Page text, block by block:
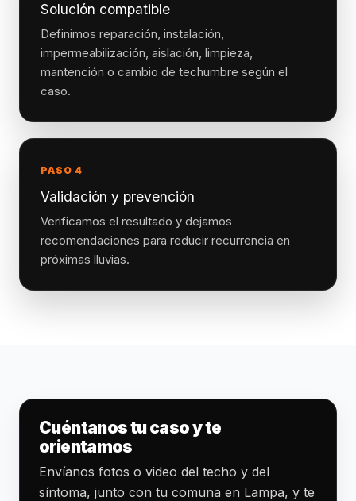
Solución compatible
Definimos reparación, instalación,
impermeabilización, aislación, limpieza,
mantención o cambio de techumbre según el
caso.
PASO 4
Validación y prevención
Verificamos el resultado y dejamos
recomendaciones para reducir recurrencia en
próximas lluvias.
Cuéntanos tu caso y te
orientamos
Envíanos fotos o video del techo y del
síntoma, junto con tu comuna en Lampa, y te